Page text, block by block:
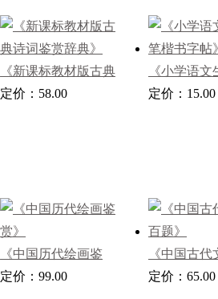
《新课标教材版古典
诗词鉴赏辞典》
定价：58.00
《小学语
楷书字帖》
定价：15.00
《中国历代绘画鉴
赏》
定价：99.00
《中国古
题》
定价：65.00